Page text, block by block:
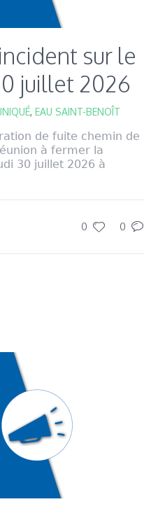
sur le
juillet 2026
, EAU SAINT-BENOÎT
de fuite chemin de
à fermer la
30 juillet 2026 à
0 0